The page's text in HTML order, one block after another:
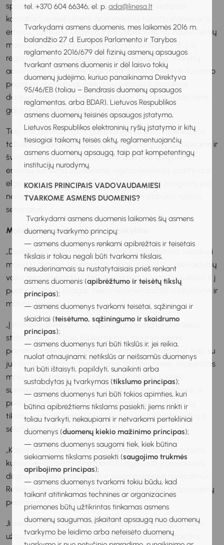
tel. +370 604 66346, el. p. ada@linesa.lt
Tvarkydami asmens duomenis, mes laikomės 2016 m.
balandžio 27 d. Europos Parlamento ir Tarybos
reglamento 2016/679 dėl fizinių asmenų apsaugos
tvarkant asmens duomenis ir dėl laisvo tokių
duomenų judėjimo, kuriuo panaikinama Direktyva
95/46/EB (toliau – Bendrasis duomenų apsaugos
reglamentas, arba BDAR), Lietuvos Respublikos
asmens duomenų teisinės apsaugos įstatymo,
Lietuvos Respublikos elektroninių ryšių įstatymo ir kitų
tiesiogiai taikomų teisės aktų, reglamentuojančių
asmens duomenų apsaugą, taip pat kompetentingų
institucijų nurodymų.
KOKIAIS PRINCIPAIS VADOVAUDAMIESI
TVARKOME ASMENS DUOMENIS?
Tvarkydami asmens duomenis laikomės šių asmens
duomenų tvarkymo principų:
— asmens duomenys renkami apibrėžtais ir teisėtais
tikslais ir toliau negali būti tvarkomi tikslais,
nesuderinamais su nustatytaisiais prieš renkant
asmens duomenis (apibrėžtumo ir teisėtų tikslų
principas);
— asmens duomenys tvarkomi teisėtai, sąžiningai ir
skaidriai (teisėtumo, sąžiningumo ir skaidrumo
principas);
— asmens duomenys turi būti tikslūs ir, jei reikia,
nuolat atnaujinami; netikslūs ar neišsamūs duomenys
turi būti ištaisyti, papildyti, sunaikinti arba
sustabdytas jų tvarkymas (tikslumo principas);
— asmens duomenys turi būti tokios apimties, kuri
būtina apibrėžtiems tikslams pasiekti, jiems rinkti ir
toliau tvarkyti, nekaupiami ir netvarkomi pertekliniai
duomenys (duomenų kiekio mažinimo principas);
— asmens duomenys saugomi tiek, kiek būtina
siekiamiems tikslams pasiekti (saugojimo trukmės
apribojimo principas);
— asmens duomenys tvarkomi tokiu būdu, kad
taikant atitinkamas technines ar organizacines
priemones būtų užtikrintas tinkamas asmens
duomenų saugumas, įskaitant apsaugą nuo duomenų
tvarkymo be leidimo arba neteisėto duomenų
specialistai kas mėnesį rengė nemokamas viešąsias
konsultacijas mokykloms apie mokinių, turinčių elgesio ar/ir
emocijų sutrikimų, ugdymą ir pagalbos teikimą. Paskutinė šių
mokslo metų viešoji konsultacija vyks birželio 27 d., į ją
registracija vyksta
centro interneto svetainėje
. Mokyklų
administracijų atstovai, mokytojai, klasių auklėtojai, švietimo
pagalbos specialistai, mokytojų padėjėjai, socialiniai
darbuotojai, tėvai prieš konsultacijas centro specialistams
gali pateikti jiems aktualių klausimų.
Taip pat centras siūlo ir gali mokyklose vesti kvalifikacijos
tobulinimo seminarus pedagogams, mokytojų padėjėjams ir
švietimo pagalbos specialistams apie įvairių elgesio ir
emocijų sutrikimų atpažinimą, elgesio korekciją, pozityvaus
elgesio skatinimą ir kt. Visi mokymai švietimo įstaigoms yra
nemokami, jau galima kreiptis į centrą ir planuoti rudens
seminarus.
Mobilioji komanda vyksta ir į mokyklas
„Diemedžio“ ugdymo centro specialistų komanda, sulaukusi
mokyklų atstovų, švietimo pagalbos specialistų, savivaldybių
vaiko gerovės komisijų, tėvų kreipimųsi, vyksta konsultuoti ir į
pačias švietimo įstaigas, teikia rekomendacijas mokykloms ir
mokinių tėvams.
„Į mokyklą atvykusi mūsų specialistų komanda pirmiausi
stebi situaciją – kaip iššūkių turintis mokinys elgiasi
pamokoje, per pertraukas, kitose mokyklos erdvėse, kaip su
juo dirba mokytojai. Susitinkame su vaiko tėvais, mokančiais
mokytojais, švietimo pagalbos specialistais ir kitais
suinteresuotais asmenimis“, – kalba A. Kasparavičienė. Ji
priduria, kad specialistai nevertina mokytojų darbo, jų
tikslas – padėti mokiniui ir mokytojui rasti bendrą kalbą ir
sėkmingai mokytis.
„Kalbantis su mokytojais stengiamės išsiaiškinti priežastis,
kurios sukelia netinkamą mokinio elgesį, kas jį provokuoja,
dirgina, neleidžia susikaupti, ir siūlome galimus sprendimus.
Reikalas tas, kad neretai mokytojai nustemba tų sprendimų
paprastumu“, – sako pašnekovė.
Ji vardija pavyzdžius: jei vaikas labai judrus, kai jis atlieka
užduotį, galima duoti jam specialiąją priemonę (taktilinį,